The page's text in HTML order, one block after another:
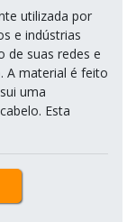
utilizada por
e indústrias
de suas redes e
A material é feito
uma
Esta